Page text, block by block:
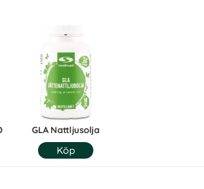
GLA Nattljusolja